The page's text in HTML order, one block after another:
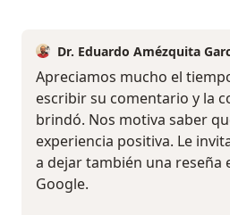
Dr. Eduardo Amézquita
Apreciamos mucho el
escribir su comentario y la
brindó. Nos motiva saber
experiencia positiva. Le
a dejar también una reseña
Google.